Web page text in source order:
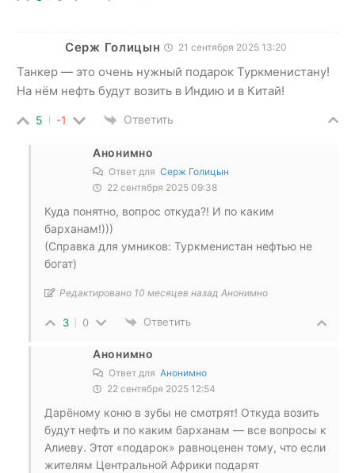
Серж Голицын 21 сентября 2025 13:20
Танкер — это очень нужный подарок Туркменистану!
На нём нефть будут возить в Индию и в Китай!
5 -1 Ответить
Анонимно
Ответ для Серж Голицын
22 сентября 2025 09:38
Куда понятно, вопрос откуда?! И по каким
барханам!)))
(Справка для умников: Туркменистан нефтью не
богат)
Редактировано 10 месяцев назад Анонимно
3 0 Ответить
Анонимно
Ответ для Анонимно
22 сентября 2025 12:54
Дарёному коню в зубы не смотрят! Откуда возить
будут нефть и по каким барханам — все вопросы к
Алиеву. Этот «подарок» равноценен тому, что если
жителям Центральной Африки подарят